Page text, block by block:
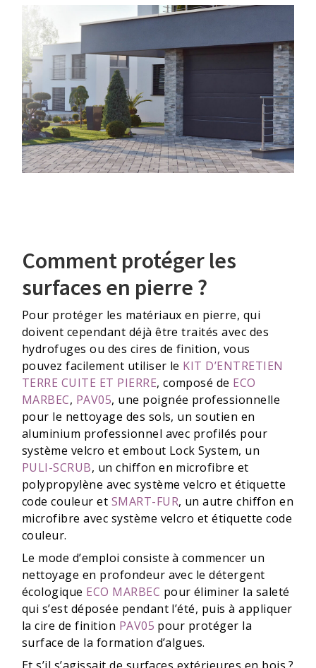
Comment protéger les
surfaces en pierre ?
Pour protéger les matériaux en pierre, qui
doivent cependant déjà être traités avec des
hydrofuges ou des cires de finition, vous
pouvez facilement utiliser le KIT D’ENTRETIEN
TERRE CUITE ET PIERRE, composé de ECO
MARBEC, PAV05, une poignée professionnelle
pour le nettoyage des sols, un soutien en
aluminium professionnel avec profilés pour
système velcro et embout Lock System, un
PULI-SCRUB, un chiffon en microfibre et
polypropylène avec système velcro et étiquette
code couleur et SMART-FUR, un autre chiffon en
microfibre avec système velcro et étiquette code
couleur.
Le mode d’emploi consiste à commencer un
nettoyage en profondeur avec le détergent
écologique ECO MARBEC pour éliminer la saleté
qui s’est déposée pendant l’été, puis à appliquer
la cire de finition PAV05 pour protéger la
surface de la formation d’algues.